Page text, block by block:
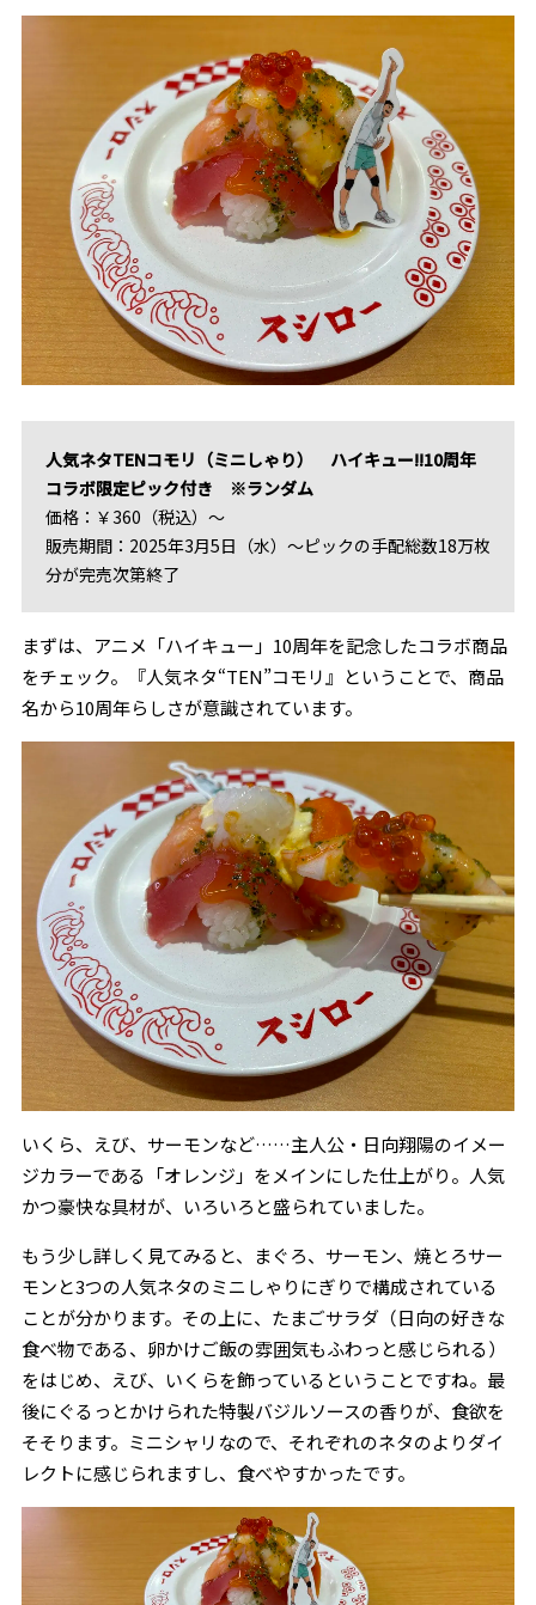
人気ネタTENコモリ（ミニしゃり） ハイキュー!!10周年
コラボ限定ピック付き ※ランダム
価格：￥360（税込）～
販売期間：2025年3月5日（水）～ピックの手配総数18万枚
分が完売次第終了
まずは、アニメ「ハイキュー」10周年を記念したコラボ商品
をチェック。『人気ネタ“TEN”コモリ』ということで、商品
名から10周年らしさが意識されています。
いくら、えび、サーモンなど……主人公・日向翔陽のイメー
ジカラーである「オレンジ」をメインにした仕上がり。人気
かつ豪快な具材が、いろいろと盛られていました。
もう少し詳しく見てみると、まぐろ、サーモン、焼とろサー
モンと3つの人気ネタのミニしゃりにぎりで構成されている
ことが分かります。その上に、たまごサラダ（日向の好きな
食べ物である、卵かけご飯の雰囲気もふわっと感じられる）
をはじめ、えび、いくらを飾っているということですね。最
後にぐるっとかけられた特製バジルソースの香りが、食欲を
そそります。ミニシャリなので、それぞれのネタのよりダイ
レクトに感じられますし、食べやすかったです。